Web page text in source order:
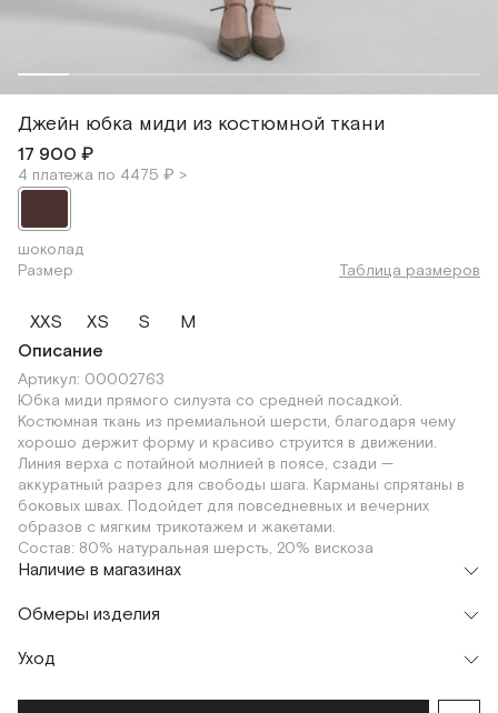
Джейн юбка миди из костюмной ткани
17 900 ₽
4 платежа по 4475 ₽ >
шоколад
Размер
Таблица размеров
XXS XS S
M
Описание
Артикул: 00002763
Юбка миди прямого силуэта со средней посадкой.
Костюмная ткань из премиальной шерсти, благодаря чему
хорошо держит форму и красиво струится в движении.
Линия верха с потайной молнией в поясе, сзади —
аккуратный разрез для свободы шага. Карманы спрятаны в
боковых швах. Подойдет для повседневных и вечерних
образов с мягким трикотажем и жакетами.
Состав: 80% натуральная шерсть, 20% вискоза
Наличие в магазинах
Шоурум
г. Москва, Малая Бронная 24/3
XXSS
г. Москва, Малая Бронная 16
SM
Обмеры изделия
Уход